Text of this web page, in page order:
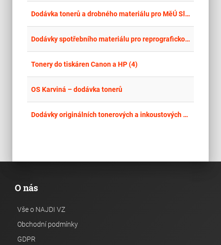
Dodávka tonerů a drobného materiálu pro MěÚ Slaný
Dodávky spotřebního materiálu pro reprografickou techniku OKI pro ÚP České Budějovice
Tonery do tiskáren Canon a HP (4)
OS Karviná – dodávka tonerů
Dodávky originálních tonerových a inkoustových náplní pro NK ČR
O nás
Vše o NAJDI VZ
Obchodní podmínky
GDPR